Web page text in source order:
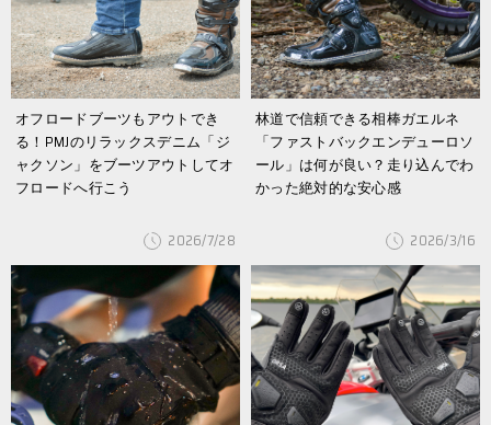
オフロードブーツもアウトでき
る！PMJのリラックスデニム「ジ
ャクソン」をブーツアウトしてオ
フロードへ行こう
2026/7/28
林道で信頼できる相棒ガエルネ
「ファストバックエンデューロソ
ール」は何が良い？走り込んでわ
かった絶対的な安心感
2026/3/16